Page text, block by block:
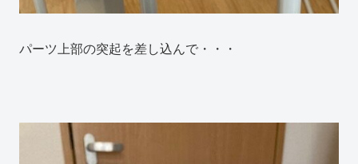
パーツ上部の突起を差し込んで・・・